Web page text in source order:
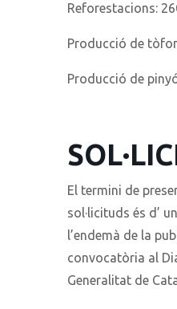
Reforestacions:
Producció de
Producció de
El termini de
sol·licituds és d’
l’endemà de la
convocatòria al
Generalitat de